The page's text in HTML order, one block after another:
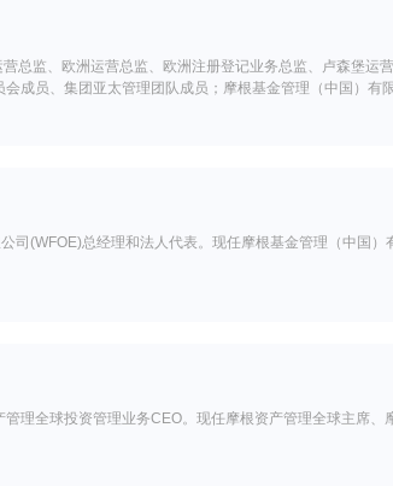
总监、欧洲运营总监、欧洲注册登记业务总监、卢森堡运
成员、集团亚太管理团队成员；摩根基金管理（中国）有
(WFOE)总经理和法人代表。现任摩根基金管理（中国）
理全球投资管理业务CEO。现任摩根资产管理全球主席、